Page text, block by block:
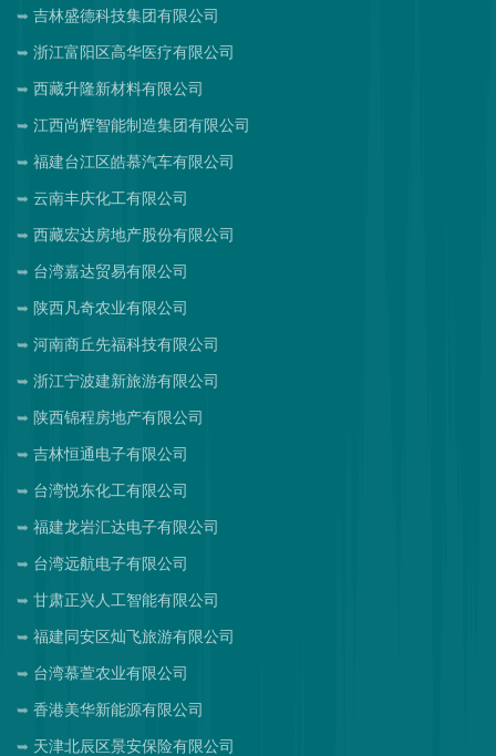
吉林盛德科技集团有限公司
浙江富阳区高华医疗有限公司
西藏升隆新材料有限公司
江西尚辉智能制造集团有限公司
福建台江区皓慕汽车有限公司
云南丰庆化工有限公司
西藏宏达房地产股份有限公司
台湾嘉达贸易有限公司
陕西凡奇农业有限公司
河南商丘先福科技有限公司
浙江宁波建新旅游有限公司
陕西锦程房地产有限公司
吉林恒通电子有限公司
台湾悦东化工有限公司
福建龙岩汇达电子有限公司
台湾远航电子有限公司
甘肃正兴人工智能有限公司
福建同安区灿飞旅游有限公司
台湾慕萱农业有限公司
香港美华新能源有限公司
天津北辰区景安保险有限公司